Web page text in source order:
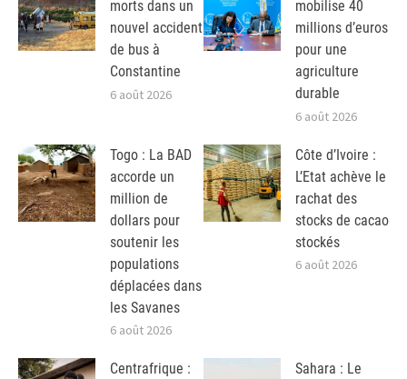
morts dans un
nouvel accident
de bus à
Constantine
6 août 2026
mobilise 40
millions d’euros
pour une
agriculture
durable
6 août 2026
Togo : La BAD
accorde un
million de
dollars pour
soutenir les
populations
déplacées dans
les Savanes
6 août 2026
Côte d’Ivoire :
L’Etat achève le
rachat des
stocks de cacao
stockés
6 août 2026
Centrafrique :
Sahara : Le